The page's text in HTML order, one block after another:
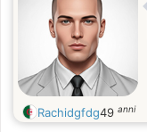
Rachidgfdg49 anni